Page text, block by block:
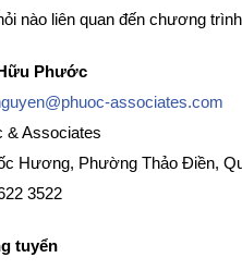
nào liên quan đến chương
Phước
associates.com
& Associates
Hương, Phường Thảo Điền,
3522
tuyển